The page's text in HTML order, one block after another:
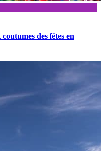
des fêtes en